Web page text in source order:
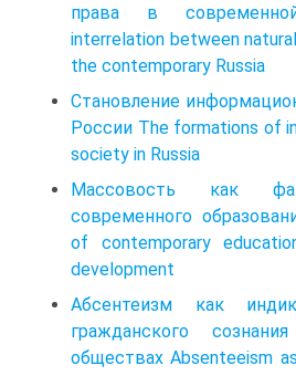
права в
interrelation between
the contemporary Russia
Становление
России The formations of
society in Russia
Массовость как
современного
of contemporary
development
Абсентеизм как
гражданского
обществах Absenteeism